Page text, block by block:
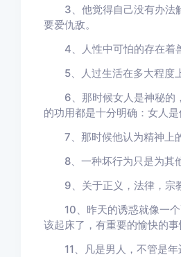
3、他觉得自己没有办法解
要爱仇敌。
4、人性中可怕的存在着兽
5、人过生活在多大程度上
6、那时候女人是神秘的，
的功用都是十分明确：女人
7、那时候他认为精神上的
8、一种坏行为只是为其他
9、关于正义，法律，宗教
10、昨天的诱惑就像一个
该起床了，有重要的愉快的事
11、凡是男人，不管是年